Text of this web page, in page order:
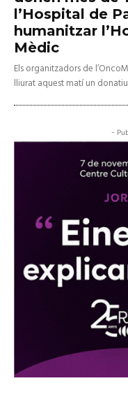
l’Hospital de
humanitzar
Mèdic
Els organitzadors de
lliurat aquest matí un donatiu
-